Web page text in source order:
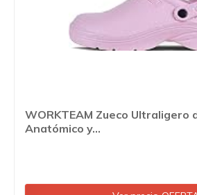
WORKTEAM Zueco Ultraligero
Anatómico y...